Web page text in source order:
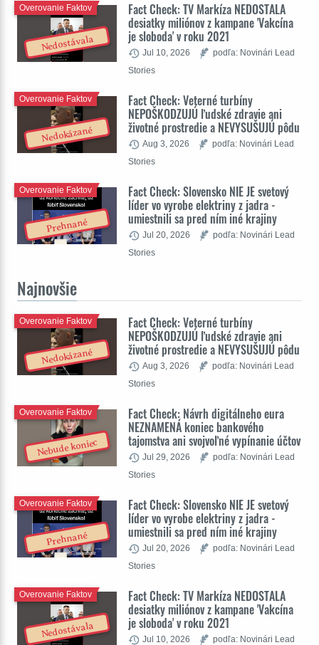
Nedostávala
Fact Check: TV Markíza NEDOSTALA
desiatky miliónov z kampane 'Vakcína
je sloboda' v roku 2021
Overovanie Faktov
Jul 10, 2026
podľa: Novinári Lead
Stories
Nedokázané
Fact Check: Veterné turbíny
NEPOŠKODZUJÚ ľudské zdravie ani
životné prostredie a NEVYSUŠUJÚ pôdu
Overovanie Faktov
Aug 3, 2026
podľa: Novinári Lead
Stories
Prehnané
Fact Check: Slovensko NIE JE svetový
líder vo vyrobe elektriny z jadra -
umiestnili sa pred ním iné krajiny
Overovanie Faktov
Jul 20, 2026
podľa: Novinári Lead
Stories
Najnovšie
Nedokázané
Fact Check: Veterné turbíny
NEPOŠKODZUJÚ ľudské zdravie ani
životné prostredie a NEVYSUŠUJÚ pôdu
Overovanie Faktov
Aug 3, 2026
podľa: Novinári Lead
Stories
Nebude koniec
Fact Check: Návrh digitálneho eura
NEZNAMENÁ koniec bankového
tajomstva ani svojvoľné vypínanie účtov
Overovanie Faktov
Jul 29, 2026
podľa: Novinári Lead
Stories
Prehnané
Fact Check: Slovensko NIE JE svetový
líder vo vyrobe elektriny z jadra -
umiestnili sa pred ním iné krajiny
Overovanie Faktov
Jul 20, 2026
podľa: Novinári Lead
Stories
Nedostávala
Fact Check: TV Markíza NEDOSTALA
desiatky miliónov z kampane 'Vakcína
je sloboda' v roku 2021
Overovanie Faktov
Jul 10, 2026
podľa: Novinári Lead